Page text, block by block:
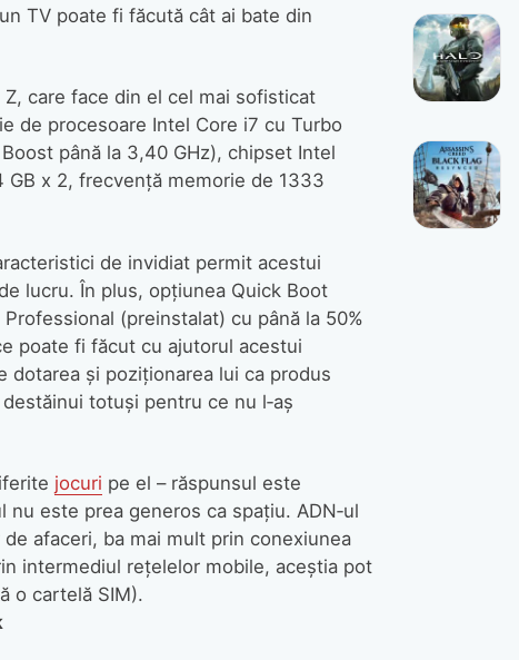
TV poate fi făcută cât ai bate din
care face din el cel mai sofisticat
de procesoare Intel Core i7 cu Turbo
până la 3,40 GHz), chipset Intel
GB x 2, frecvenţă memorie de 1333
de invidiat permit acestui
lucru. În plus, opţiunea Quick Boot
(preinstalat) cu până la 50%
poate fi făcut cu ajutorul acestui
şi poziţionarea lui ca produs
totuşi pentru ce nu l‑aş
jocuri pe el – răspunsul este
este prea generos ca spaţiu. ADN‑ul
afaceri, ba mai mult prin conexiunea
intermediul reţelelor mobile, aceştia pot
o cartelă SIM).